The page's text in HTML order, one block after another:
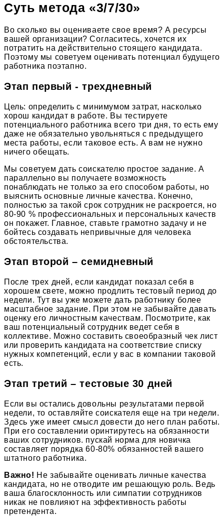
Суть метода «3/7/30»
Во сколько вы оцениваете свое время? А ресурсы
вашей организации? Согласитесь, хочется их
потратить на действительно стоящего кандидата.
Поэтому мы советуем оценивать потенциал будущего
работника поэтапно.
Этап первый - трехдневный
Цель: определить с минимумом затрат, насколько
хорош кандидат в работе. Вы тестируете
потенциального работника всего три дня, то есть ему
даже не обязательно увольняться с предыдущего
места работы, если таковое есть. А вам не нужно
ничего обещать.
Мы советуем дать соискателю простое задание. А
параллельно вы получаете возможность
понаблюдать не только за его способом работы, но
выяснить основные личные качества. Конечно,
полностью за такой срок сотрудник не раскроется, но
80-90 % профессиональных и персональных качеств
он покажет. Главное, ставьте грамотно задачу и не
бойтесь создавать непривычные для человека
обстоятельства.
Этап второй – семидневный
После трех дней, если кандидат показал себя в
хорошем свете, можно продлить тестовый период до
недели. Тут вы уже можете дать работнику более
масштабное задание. При этом не забывайте давать
оценку его личностным качествам. Посмотрите, как
ваш потенциальный сотрудник ведет себя в
коллективе. Можно составить своеобразный чек лист
или проверить кандидата на соответствие списку
нужных компетенций, если у вас в компании таковой
есть.
Этап третий – тестовые 30 дней
Если вы остались довольны результатами первой
недели, то оставляйте соискателя еще на три недели.
Здесь уже имеет смысл довести до него план работы.
При его составлении оринтирутесь на обязанности
ваших сотрудников. пускай норма для новичка
составляет порядка 60-80% обязанностей вашего
штатного работника.
Важно! Не забывайте оценивать личные качества
кандидата, но не отводите им решающую роль. Ведь
ваша благосклонность или симпатии сотрудников
никак не повлияют на эффективность работы
претендента.